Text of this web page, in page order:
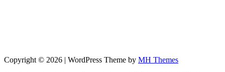
Copyright © 2026 | WordPress Theme by MH Themes